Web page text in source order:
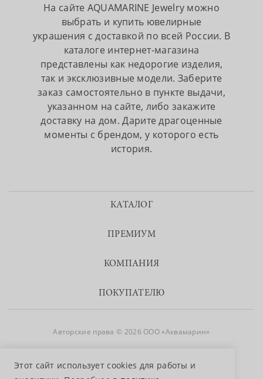
Этот сайт использует cookies для работы и
На сайте AQUAMARINE Jewelry можно
выбрать и купить ювелирные
украшения с доставкой по всей России. В
каталоге интернет-магазина
представлены как недорогие изделия,
так и эксклюзивные модели. Заберите
заказ самостоятельно в пункте выдачи,
указанном на сайте, либо закажите
доставку на дом. Дарите драгоценные
моменты с брендом, у которого есть
история.
КАТАЛОГ
ПРЕМИУМ
КОМПАНИЯ
ПОКУПАТЕЛЮ
Авторские права © 2026 ООО «Аквамарин»